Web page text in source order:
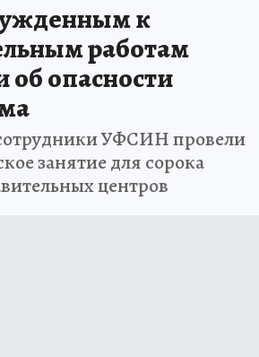
к
работам
опасности
УФСИН провели
занятие для сорока
центров